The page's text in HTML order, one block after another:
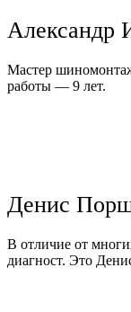
Александр
Мастер
работы — 9 лет.
Денис
В отличие от
диагност. Это